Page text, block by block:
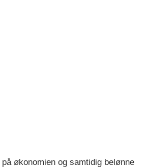
økonomien og samtidig belønne